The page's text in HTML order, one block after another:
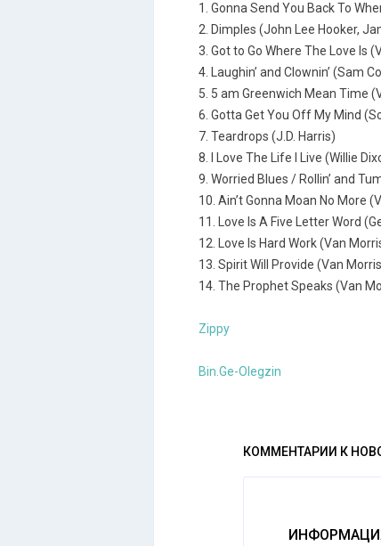
1. Gonna Send You Back To
2. Dimples (John Lee Hooker,
3. Got to Go Where The Love Is
4. Laughin’ and Clownin’ (Sam
5. 5 am Greenwich Mean Time
6. Gotta Get You Off My Mind
7. Teardrops (J.D. Harris)
8. I Love The Life I Live (Willie
9. Worried Blues / Rollin’ and
10. Ain’t Gonna Moan No More
11. Love Is A Five Letter Word
12. Love Is Hard Work (Van
13. Spirit Will Provide (Van
14. The Prophet Speaks (Van
Zippy
Bin.Ge-Olegzin
КОММЕНТАРИИ К